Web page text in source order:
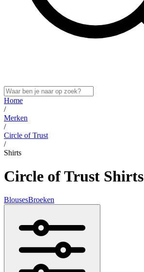
Home
/
Merken
/
Circle of Trust
/
Shirts
Circle of Trust Shirts
BlousesBroeken